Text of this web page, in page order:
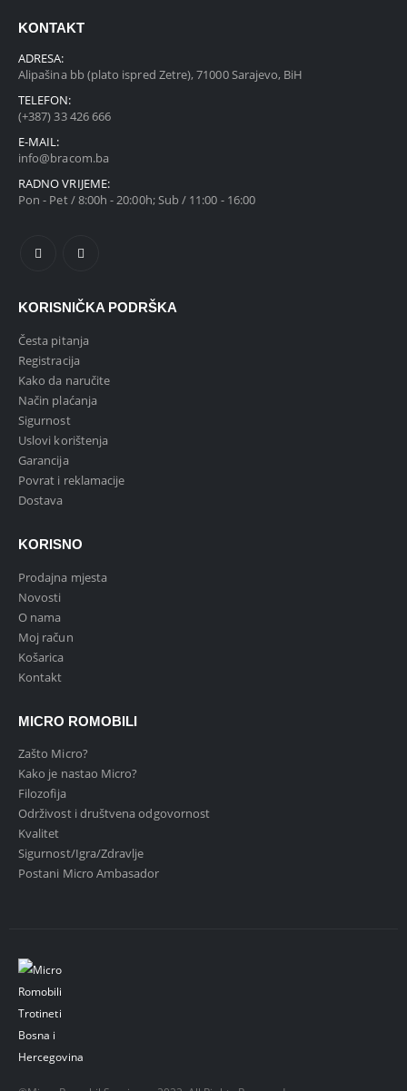
KONTAKT
ADRESA:
Alipašina bb (plato ispred Zetre), 71000 Sarajevo, BiH
TELEFON:
(+387) 33 426 666
E-MAIL:
info@bracom.ba
RADNO VRIJEME:
Pon - Pet / 8:00h - 20:00h; Sub / 11:00 - 16:00
KORISNIČKA PODRŠKA
Česta pitanja
Registracija
Kako da naručite
Način plaćanja
Sigurnost
Uslovi korištenja
Garancija
Povrat i reklamacije
Dostava
KORISNO
Prodajna mjesta
Novosti
O nama
Moj račun
Košarica
Kontakt
MICRO ROMOBILI
Zašto Micro?
Kako je nastao Micro?
Filozofija
Održivost i društvena odgovornost
Kvalitet
Sigurnost/Igra/Zdravlje
Postani Micro Ambasador